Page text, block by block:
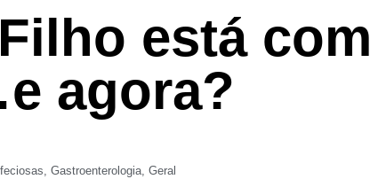
está com
agora?
, Gastroenterologia, Geral